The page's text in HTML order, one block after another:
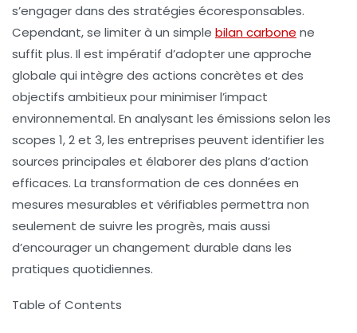
s’engager dans des stratégies écoresponsables.
Cependant, se limiter à un simple bilan carbone ne
suffit plus. Il est impératif d’adopter une approche
globale qui intègre des actions concrètes et des
objectifs ambitieux pour minimiser l’impact
environnemental. En analysant les émissions selon les
scopes 1, 2 et 3, les entreprises peuvent identifier les
sources principales et élaborer des plans d’action
efficaces. La transformation de ces données en
mesures mesurables et vérifiables permettra non
seulement de suivre les progrès, mais aussi
d’encourager un changement durable dans les
pratiques quotidiennes.
Table of Contents